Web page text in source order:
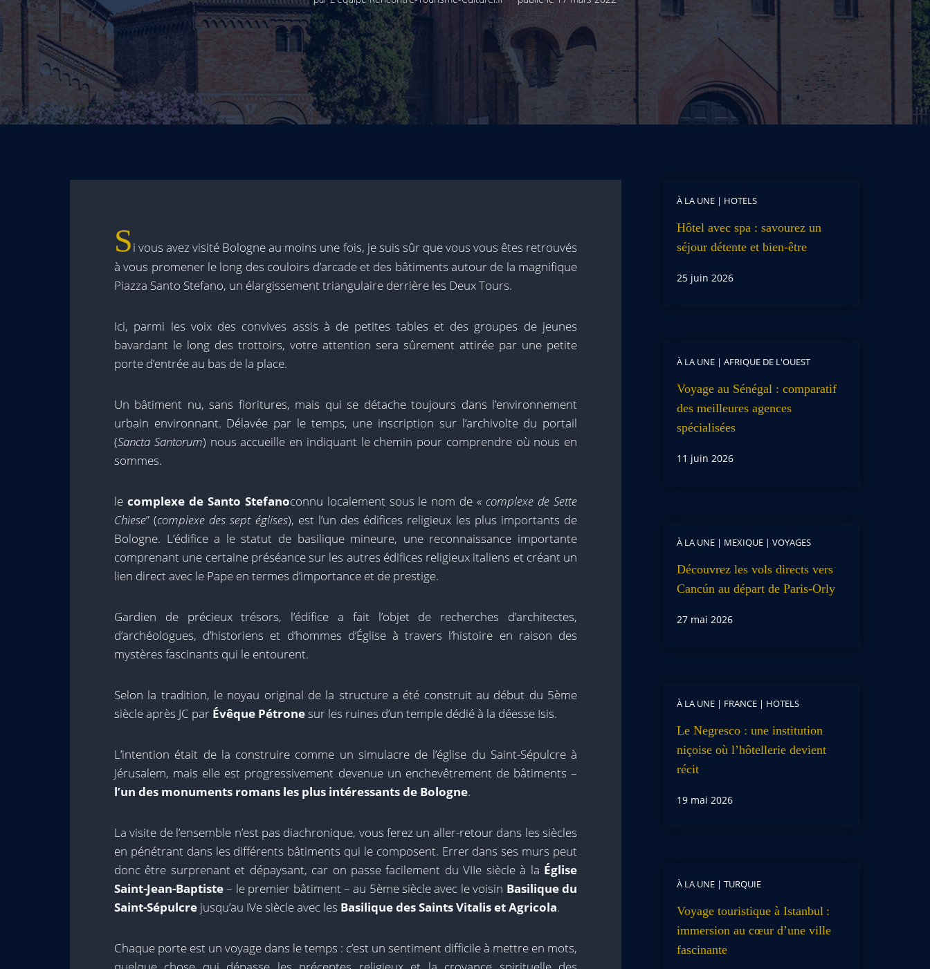
Si vous avez visité Bologne au moins une fois, je suis sûr que vous vous êtes retrouvés
à vous promener le long des couloirs d’arcade et des bâtiments autour de la magnifique
Piazza Santo Stefano, un élargissement triangulaire derrière les Deux Tours.
Ici, parmi les voix des convives assis à de petites tables et des groupes de jeunes
bavardant le long des trottoirs, votre attention sera sûrement attirée par une petite
porte d’entrée au bas de la place.
Un bâtiment nu, sans fioritures, mais qui se détache toujours dans l’environnement
urbain environnant. Délavée par le temps, une inscription sur l’archivolte du portail
(Sancta Santorum) nous accueille en indiquant le chemin pour comprendre où nous en
sommes.
le complexe de Santo Stefanoconnu localement sous le nom de «complexe de Sette
Chiese” (complexe des sept églises), est l’un des édifices religieux les plus importants de
Bologne. L’édifice a le statut de basilique mineure, une reconnaissance importante
comprenant une certaine préséance sur les autres édifices religieux italiens et créant un
lien direct avec le Pape en termes d’importance et de prestige.
Gardien de précieux trésors, l’édifice a fait l’objet de recherches d’architectes,
d’archéologues, d’historiens et d’hommes d’Église à travers l’histoire en raison des
mystères fascinants qui le entourent.
Selon la tradition, le noyau original de la structure a été construit au début du 5ème
siècle après JC par Évêque Pétronesur les ruines d’un temple dédié à la déesse Isis.
L’intention était de la construire comme un simulacre de l’église du Saint-Sépulcre à
Jérusalem, mais elle est progressivement devenue un enchevêtrement de bâtiments –
l’un des monuments romans les plus intéressants de Bologne.
La visite de l’ensemble n’est pas diachronique, vous ferez un aller-retour dans les siècles
en pénétrant dans les différents bâtiments qui le composent. Errer dans ses murs peut
donc être surprenant et dépaysant, car on passe facilement du VIIe siècle à la Église
Saint-Jean-Baptiste– le premier bâtiment – ​​au 5ème siècle avec le voisin Basilique du
Saint-Sépulcre jusqu’au IVe siècle avec les Basilique des Saints Vitalis et Agricola.
Chaque porte est un voyage dans le temps : c’est un sentiment difficile à mettre en mots,
À LA UNE| HOTELS
Hôtel avec spa : savourez un
séjour détente et bien-être
25 juin 2026
À LA UNE| AFRIQUE DE L'OUEST
Voyage au Sénégal : comparatif
des meilleures agences
spécialisées
11 juin 2026
À LA UNE| MEXIQUE| VOYAGES
Découvrez les vols directs vers
Cancún au départ de Paris-Orly
27 mai 2026
À LA UNE| FRANCE| HOTELS
Le Negresco : une institution
niçoise où l’hôtellerie devient
récit
19 mai 2026
À LA UNE| TURQUIE
Voyage touristique à Istanbul :
immersion au cœur d’une ville
fascinante